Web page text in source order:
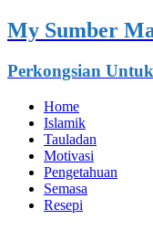
My Sumber
Perkongsian
Home
Islamik
Tauladan
Motivasi
Pengetahuan
Semasa
Resepi